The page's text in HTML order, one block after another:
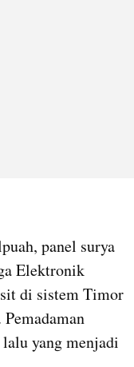
panel surya
Elektronik
di sistem Timor
yang menjadi